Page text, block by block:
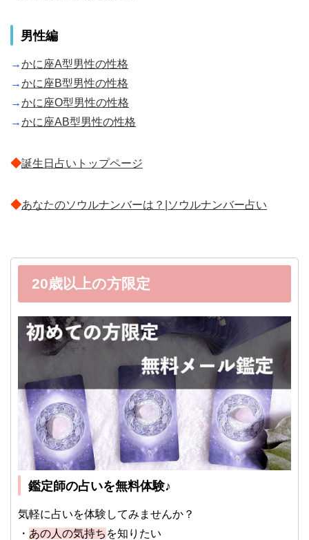
男性編
→かに座A型男性の性格
→かに座B型男性の性格
→かに座O型男性の性格
→かに座AB型男性の性格
◆誕生日占いトップページ
◆あなたのソウルナンバーは？|ソウルナンバー占い
20歳以上の方限定
鑑定師の占いを無料体験♪
気軽に占いを体験してみませんか？
・ あの人の気持ち を知りたい